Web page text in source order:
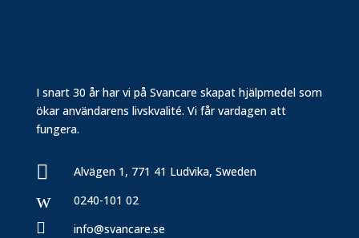
I snart 30 år har vi på Svancare skapat hjälpmedel som
ökar användarens livskvalité. Vi får vardagen att
fungera.
 Alvägen 1, 771 41 Ludvika, Sweden
w 0240-101 02
 info@svancare.se